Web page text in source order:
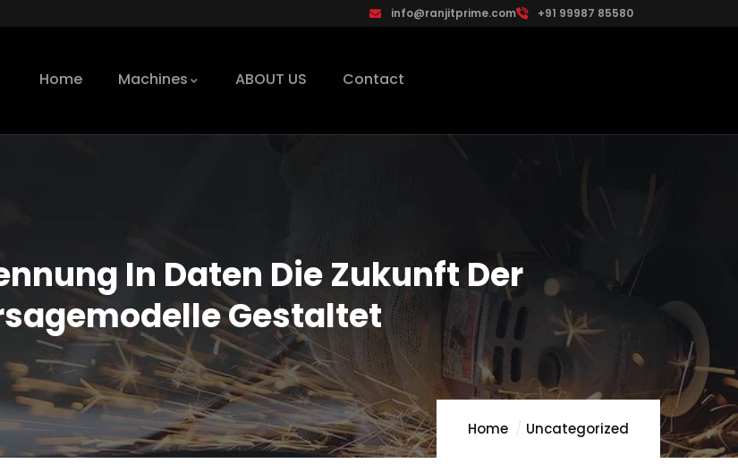
info@ranjitprime.com +91 99987 85580
Home Machines ABOUT US Contact
In Daten Die Zukunft Der
Gestaltet
Home Uncategorized